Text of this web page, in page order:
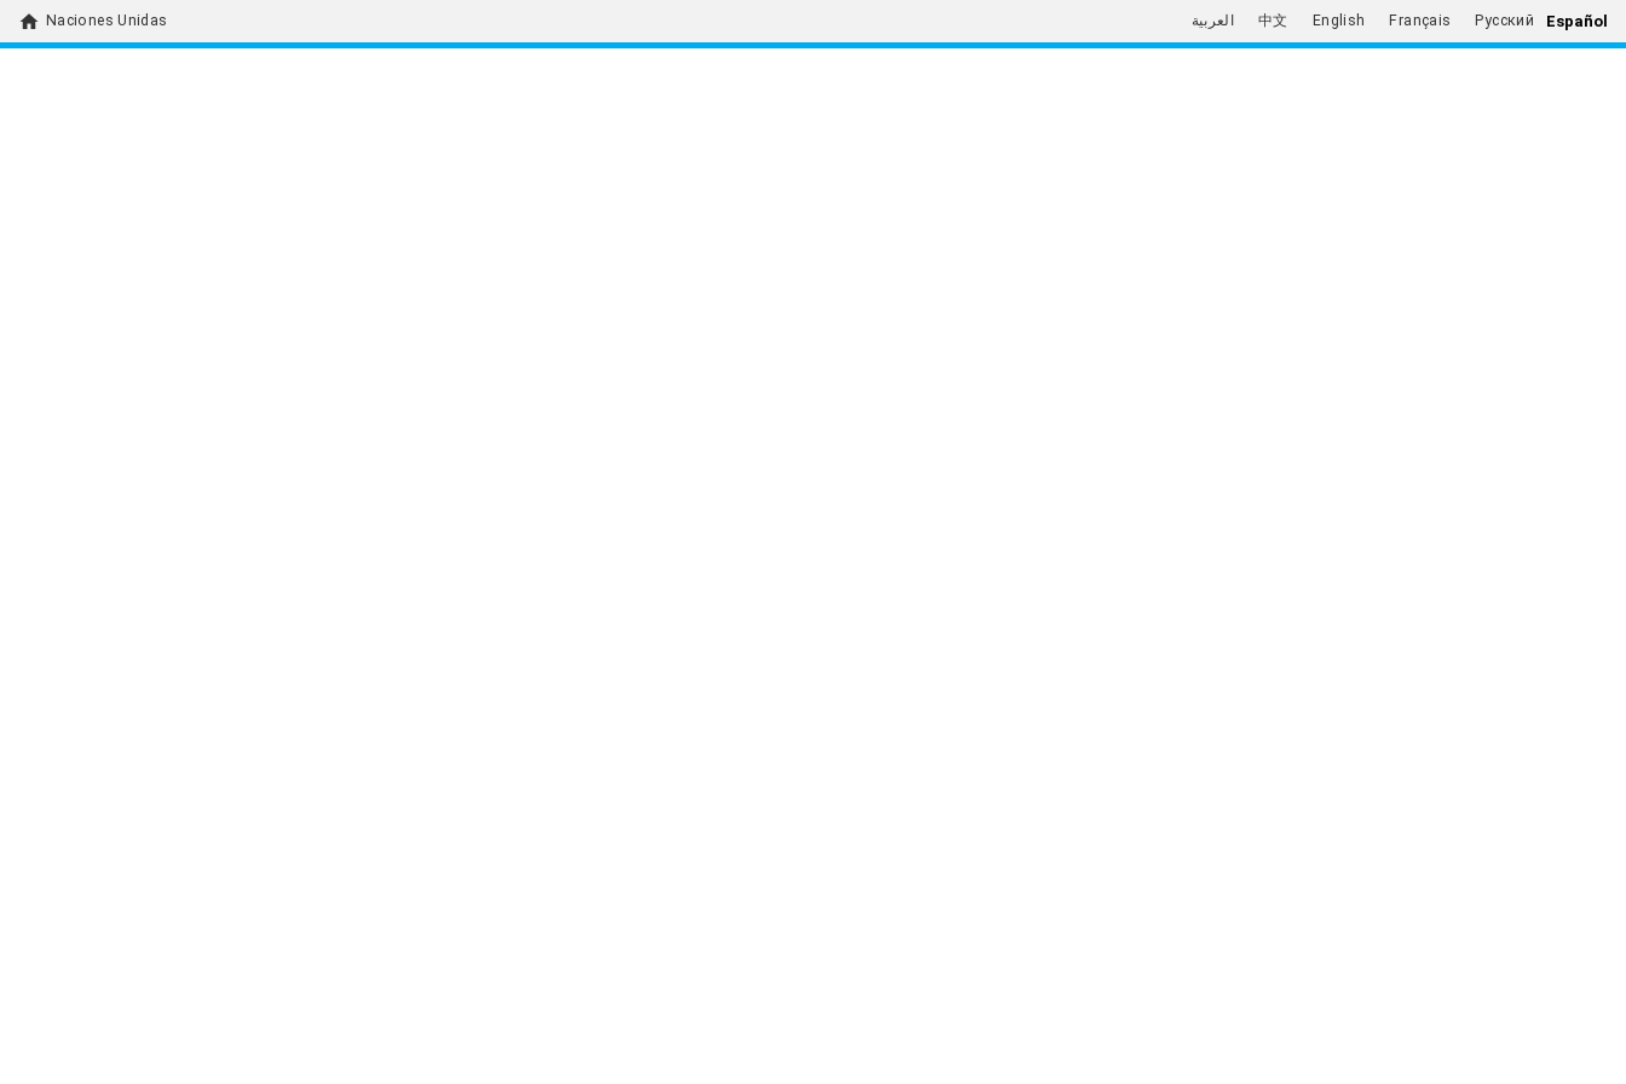
home Naciones Unidas العربية 中文 English Français Русский Español